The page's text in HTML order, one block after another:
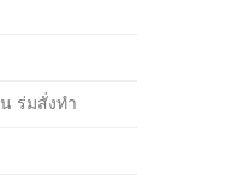
ร่มสั่งทำ